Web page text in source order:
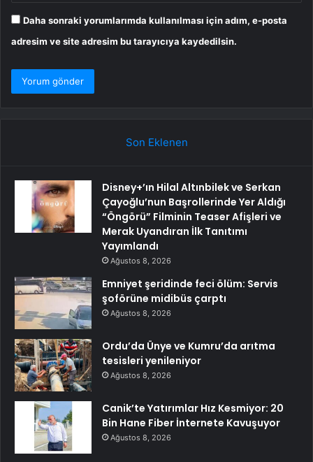
Daha sonraki yorumlarımda kullanılması için adım, e-posta
adresim ve site adresim bu tarayıcıya kaydedilsin.
Son Eklenen
Disney+’ın Hilal Altınbilek ve Serkan
Çayoğlu’nun Başrollerinde Yer Aldığı
“Öngörü” Filminin Teaser Afişleri ve
Merak Uyandıran İlk Tanıtımı
Yayımlandı
Ağustos 8, 2026
Emniyet şeridinde feci ölüm: Servis
şoförüne midibüs çarptı
Ağustos 8, 2026
Ordu’da Ünye ve Kumru’da arıtma
tesisleri yenileniyor
Ağustos 8, 2026
Canik’te Yatırımlar Hız Kesmiyor: 20
Bin Hane Fiber İnternete Kavuşuyor
Ağustos 8, 2026